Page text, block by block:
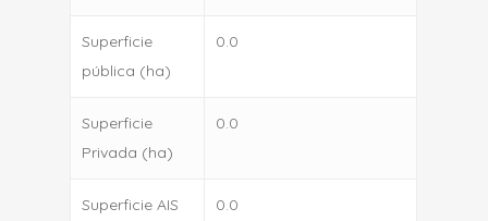
Superficie
pública (ha)
0.0
Superficie
Privada (ha)
0.0
Superficie AIS
0.0